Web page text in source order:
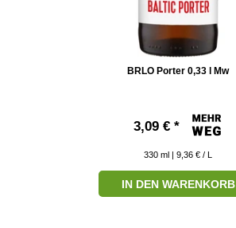
BRLO Porter 0,33 l Mw
3,09 € *
330 ml | 9,36 € / L
IN DEN WARENKORB